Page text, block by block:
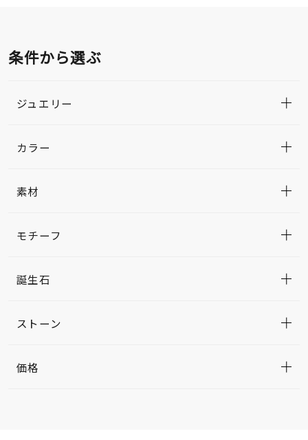
条件から選ぶ
ジュエリー
カラー
素材
モチーフ
誕生石
ストーン
価格